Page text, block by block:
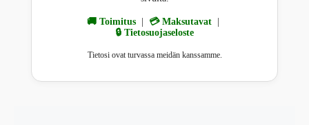
🚚 Toimitus | 💳 Maksutavat |
🔒 Tietosuojaseloste
Tietosi ovat turvassa meidän kanssamme.